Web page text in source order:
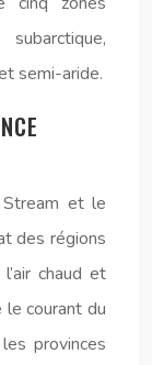
semi-aride.
Stream et le
des régions
chaud et
courant du
provinces